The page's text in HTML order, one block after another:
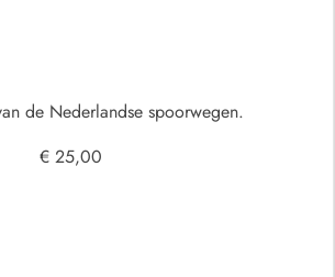
de Nederlandse spoorwegen.
€ 25,00